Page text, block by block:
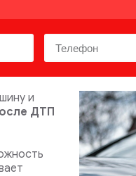
и
ДТП